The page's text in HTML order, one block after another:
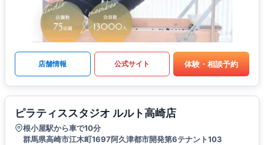
店舗情報 公式サイト 体験・相談予約
ピラティススタジオ ルルト高崎店
根小屋駅から車で10分
群馬県高崎市江木町1697阿久津都市開発第6テナント103